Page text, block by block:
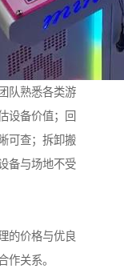
队熟悉各类游
设备价值；回
可查；拆卸搬
备与场地不受
的价格与优良
作关系。